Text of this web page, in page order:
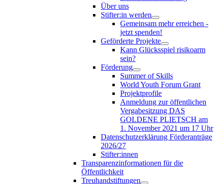
Über uns
Stifter:in werden
Gemeinsam mehr erreichen -
jetzt spenden!
Geförderte Projekte
Kann Glücksspiel risikoarm
sein?
Förderung
Summer of Skills
World Youth Forum Grant
Projektprofile
Anmeldung zur öffentlichen
Vergabesitzung DAS
GOLDENE PLIETSCH am
1. November 2021 um 17 Uhr
Datenschutzerklärung Förderanträge
2026/27
Stifter:innen
Transparenzinformationen für die
Öffentlichkeit
Treuhandstiftungen